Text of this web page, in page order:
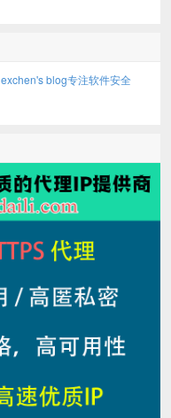
exchen's blog专注软件安全